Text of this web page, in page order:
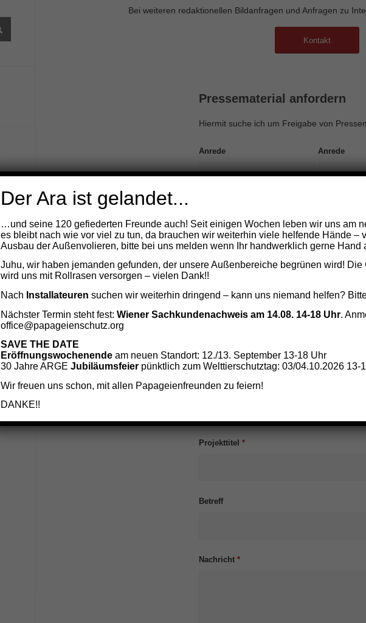
Bei weiteren redaktionellen Bildanfragen und Anfragen zu
Kontakt
Pressematerial anfordern
Hiermit suche ich um Freigabe von
Anrede Anrede
Medienunternehmen *
Telefonnummer*
Projekttitel*
Betreff
Nachricht*
Der Ara ist gelandet...
…und seine 120 gefiederten Freunde auch! Seit einigen Wochen leben wir uns am
es bleibt nach wie vor viel zu tun, da brauchen wir weiterhin viele helfende Hände –
Ausbau der Außenvolieren, bitte bei uns melden wenn Ihr handwerklich gerne Hand
Juhu, wir haben jemanden gefunden, der unsere Außenbereiche begrünen wird! Die
wird uns mit Rollrasen versorgen – vielen Dank!!
Nach Installateuren suchen wir weiterhin dringend – kann uns niemand helfen?
Nächster Termin steht fest: Wiener Sachkundenachweis am 14.08. 14-18 Uhr.
office@papageienschutz.org
SAVE THE DATE
Eröffnungswochenendeam neuen Standort: 12./13. September 13-18 Uhr
30 Jahre ARGE Jubiläumsfeierpünktlich zum Welttierschutztag: 03/04.10.2026 13-
Wir freuen uns schon, mit allen Papageienfreunden zu feiern!
DANKE!!